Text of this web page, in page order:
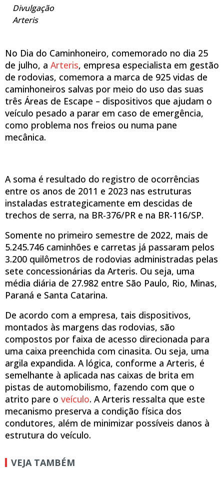
Divulgação
Arteris
No Dia do Caminhoneiro, comemorado no dia 25
de julho, a Arteris, empresa especialista em gestão
de rodovias, comemora a marca de 925 vidas de
caminhoneiros salvas por meio do uso das suas
três Áreas de Escape – dispositivos que ajudam o
veículo pesado a parar em caso de emergência,
como problema nos freios ou numa pane
mecânica.
A soma é resultado do registro de ocorrências
entre os anos de 2011 e 2023 nas estruturas
instaladas estrategicamente em descidas de
trechos de serra, na BR-376/PR e na BR-116/SP.
Somente no primeiro semestre de 2022, mais de
5.245.746 caminhões e carretas já passaram pelos
3.200 quilômetros de rodovias administradas pelas
sete concessionárias da Arteris. Ou seja, uma
média diária de 27.982 entre São Paulo, Rio, Minas,
Paraná e Santa Catarina.
De acordo com a empresa, tais dispositivos,
montados às margens das rodovias, são
compostos por faixa de acesso direcionada para
uma caixa preenchida com cinasita. Ou seja, uma
argila expandida. A lógica, conforme a Arteris, é
semelhante à aplicada nas caixas de brita em
pistas de automobilismo, fazendo com que o
atrito pare o veículo. A Arteris ressalta que este
mecanismo preserva a condição física dos
condutores, além de minimizar possíveis danos à
estrutura do veículo.
VEJA TAMBÉM